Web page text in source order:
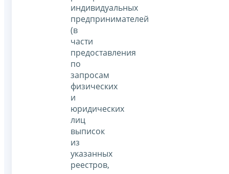
индивидуальных
предпринимателей
(в
части
предоставления
по
запросам
физических
и
юридических
лиц
выписок
из
указанных
реестров,